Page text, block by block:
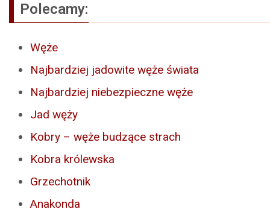
Polecamy:
Węże
Najbardziej jadowite węże świata
Najbardziej niebezpieczne węże
Jad węży
Kobry – węże budzące strach
Kobra królewska
Grzechotnik
Anakonda